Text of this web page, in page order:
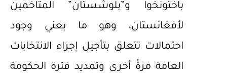
باختونخوا و”بلوشستان” المتاخمين
لأفغانستان، وهو ما يعني وجود
احتمالات تتعلق بتأجيل إجراء الانتخابات
العامة مرةً أخرى وتمديد فترة الحكومة